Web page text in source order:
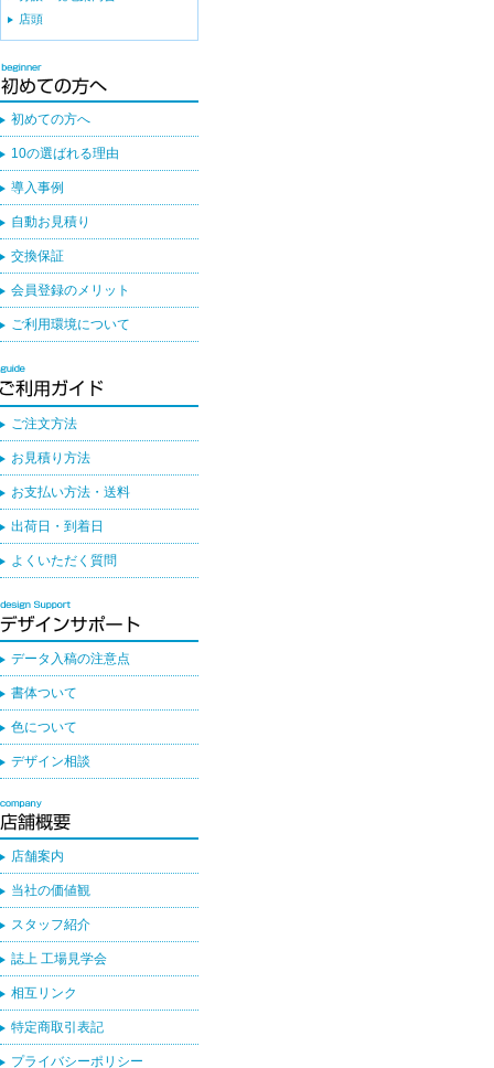
店頭
初めての方へ
10の選ばれる理由
導入事例
自動お見積り
交換保証
会員登録のメリット
ご利用環境について
ご注文方法
お見積り方法
お支払い方法・送料
出荷日・到着日
よくいただく質問
データ入稿の注意点
書体ついて
色について
デザイン相談
店舗案内
当社の価値観
スタッフ紹介
誌上 工場見学会
相互リンク
特定商取引表記
プライバシーポリシー